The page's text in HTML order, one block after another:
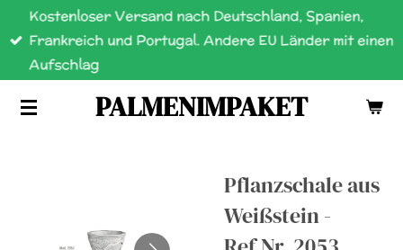
Zum
Hauptinhalt
springen
PALMENIMPAKET
Kostenloser Versand nach Deutschland, Spanien,
Frankreich und Portugal. Andere EU Länder mit einen
Aufschlag
Pflanzschale aus
Weißstein -